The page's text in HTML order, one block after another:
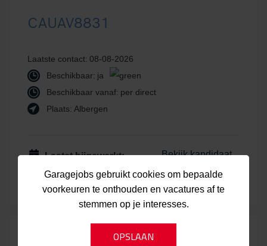
CAUAV8831
Laatste contact: 08-08-2026
Beschikbaar: ja
Beschikbaar vanaf: per direct
Plaats: Albergen
Laatst bijgewerkt:
08-08-2026
Bekijk kandidaat
Garagejobs gebruikt cookies om bepaalde
voorkeuren te onthouden en vacatures af te
stemmen op je interesses.